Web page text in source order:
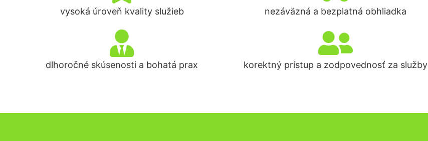
vysoká úroveň kvality služieb nezáväzná a bezplatná obhliadka
dlhoročné skúsenosti a bohatá prax korektný prístup a zodpovednosť za služby